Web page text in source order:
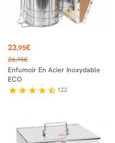
Prix
23,95€
Prix
de
base
26,95€
Enfumoir En Acier Inoxydable
ECO
star star star star star_half 122